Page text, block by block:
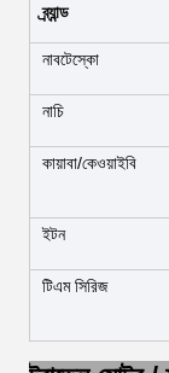
ব্র্যান্ড
নাবটেস্কো
নাচি
কায়াবা/কেওয়াইবি
ইটন
টিএম সিরিজ